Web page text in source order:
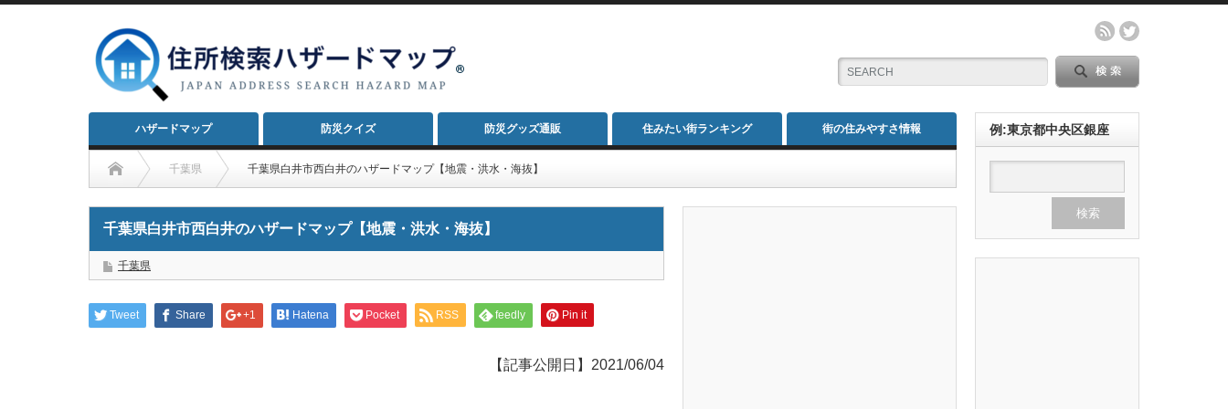
ハザードマップ 防災クイズ 防災グッズ通販 住みたい街ランキング 街の住みやすさ情報
千葉県 千葉県白井市西白井のハザードマップ【地震・洪水・海抜】
千葉県白井市西白井のハザードマップ【地震・洪水・海抜】
千葉県
Tweet Share +1 Hatena Pocket RSS feedly Pin it
【記事公開日】2021/06/04
例:東京都中央区銀座